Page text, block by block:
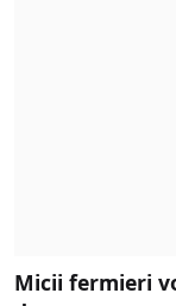
Micii fermieri